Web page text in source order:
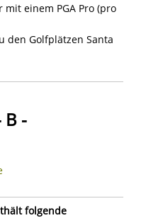
einem PGA Pro (pro
den Golfplätzen Santa
B -
folgende